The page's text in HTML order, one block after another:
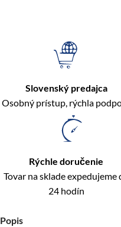
Slovenský predajca
Osobný prístup, rýchla
Rýchle doručenie
Tovar na sklade expedujeme
24 hodín
Popis